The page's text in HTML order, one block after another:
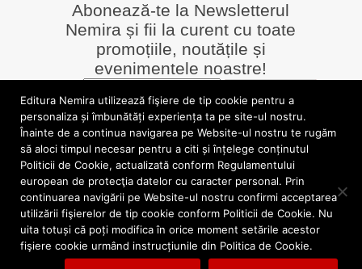
Abonează-te la Newsletterul
Nemira și fii la curent cu toate
promoțiile, noutățile și
evenimentele noastre!
LIBRĂRII online
» Librăria Online Nemira
Nemi
Alte siteuri
»Nemira Media
»
Valentin Nicolau
blog.nemira.ro © 2026. Toate drepturile rezervate.
Politica de confidentialitate
Editura Nemira utilizează fişiere de tip cookie pentru a
personaliza și îmbunătăți experiența ta pe site-ul nostru.
Înainte de a continua navigarea pe Website-ul nostru te rugăm
să aloci timpul necesar pentru a citi și înțelege conținutul
Politicii de Cookie, actualizată conform Regulamentului
european de protecţia datelor cu caracter personal. Prin
continuarea navigării pe Website-ul nostru confirmi acceptarea
utilizării fişierelor de tip cookie conform Politicii de Cookie. Nu
uita totuși că poți modifica în orice moment setările acestor
fişiere cookie urmând instrucțiunile din Politica de Cookie.